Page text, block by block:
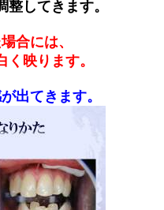
してきます。
合には、
映ります。
出てきます。